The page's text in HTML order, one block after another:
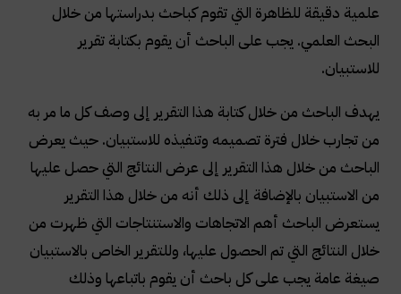
علمية دقيقة للظاهرة التي تقوم كباحث بدراستها من خلال
البحث العلمي. يجب على الباحث أن يقوم بكتابة تقرير
للاستبيان.
يهدف الباحث من خلال كتابة هذا التقرير إلى وصف كل ما مر به
من تجارب خلال فترة تصميمه وتنفيذه للاستبيان. حيث يعرض
الباحث من خلال هذا التقرير إلى عرض النتائج التي حصل عليها
من الاستبيان بالإضافة إلى ذلك أنه من خلال هذا التقرير
يستعرض الباحث أهم الاتجاهات والاستنتاجات التي ظهرت من
خلال النتائج التي تم الحصول عليها، وللتقرير الخاص بالاستبيان
صيغة عامة يجب على كل باحث أن يقوم باتباعها وذلك